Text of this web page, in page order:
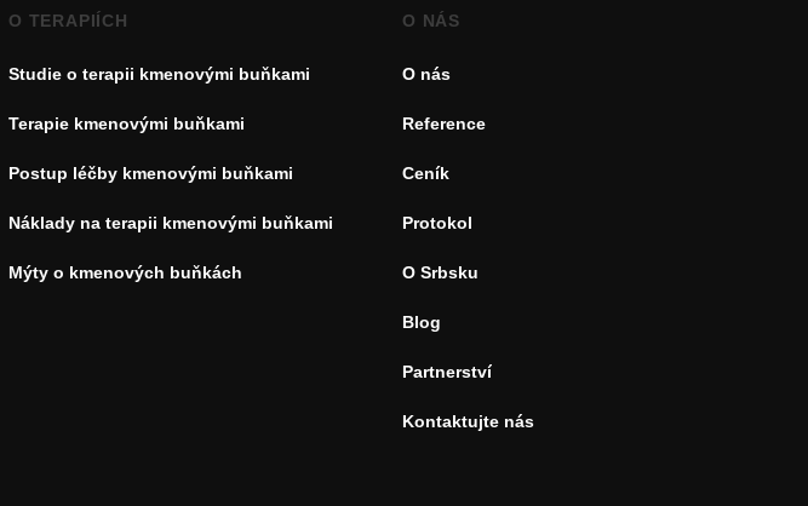
O TERAPIÍCH
Studie o terapii kmenovými buňkami
Terapie kmenovými buňkami
Postup léčby kmenovými buňkami
Náklady na terapii kmenovými buňkami
Mýty o kmenových buňkách
O NÁS
O nás
Reference
Ceník
Protokol
O Srbsku
Blog
Partnerství
Kontaktujte nás